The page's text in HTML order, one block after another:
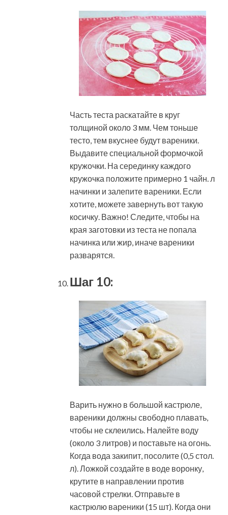
Часть теста раскатайте в круг
толщиной около 3 мм. Чем тоньше
тесто, тем вкуснее будут вареники.
Выдавите специальной формочкой
кружочки. На серединку каждого
кружочка положите примерно 1 чайн. л
начинки и залепите вареники. Если
хотите, можете завернуть вот такую
косичку. Важно! Следите, чтобы на
края заготовки из теста не попала
начинка или жир, иначе вареники
разварятся.
Шаг 10:
Варить нужно в большой кастрюле,
вареники должны свободно плавать,
чтобы не склеились. Налейте воду
(около 3 литров) и поставьте на огонь.
Когда вода закипит, посолите (0,5 стол.
л). Ложкой создайте в воде воронку,
крутите в направлении против
часовой стрелки. Отправьте в
кастрюлю вареники (15 шт). Когда они